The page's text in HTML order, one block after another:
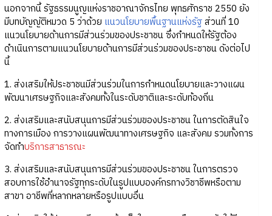
นอกจากนี้ รัฐธรรมนูญแห่งราชอาณาจักรไทย พุทธศักราช 2550 ยัง
มีบทบัญญัติหมวด 5 ว่าด้วย แนวนโยบายพื้นฐานแห่งรัฐส่วนที่ 10
แนวนโยบายด้านการมีส่วนร่วมของประชาชน ซึ่งกำหนดให้รัฐต้อง
ดำเนินการตามแนวนโยบายด้านการมีส่วนร่วมของประชาชน ดังต่อไป
นี้
1. ส่งเสริมให้ประชาชนมีส่วนร่วมในการกำหนดนโยบายและวางแผน
พัฒนาเศรษฐกิจและสังคมทั้งในระดับชาติและระดับท้องถิ่น
2. ส่งเสริมและสนับสนุนการมีส่วนร่วมของประชาชน ในการตัดสินใจ
ทางการเมือง การวางแผนพัฒนาทางเศรษฐกิจ และสังคม รวมทั้งการ
จัดทำบริการสาธารณะ
3. ส่งเสริมและสนับสนุนการมีส่วนร่วมของประชาชน ในการตรวจ
สอบการใช้อำนาจรัฐทุกระดับในรูปแบบองค์กรทางวิชาชีพหรือตาม
สาขา อาชีพที่หลากหลายหรือรูปแบบอื่น